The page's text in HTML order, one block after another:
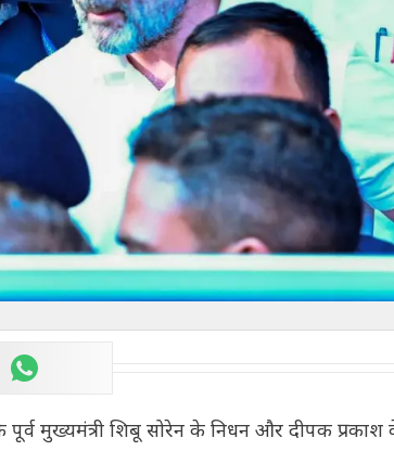
पूर्व मुख्यमंत्री शिबू सोरेन के निधन और दीपक प्रकाश